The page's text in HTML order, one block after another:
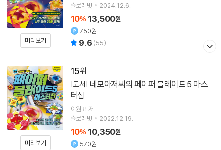
미리보기
슬로래빗
2024.12.6.
10% 13,500원
750원
9.6 (55)
15
미리보기
[도서]
터십
이원표 저
슬로래빗
2022.12.19.
10% 10,350원
570원